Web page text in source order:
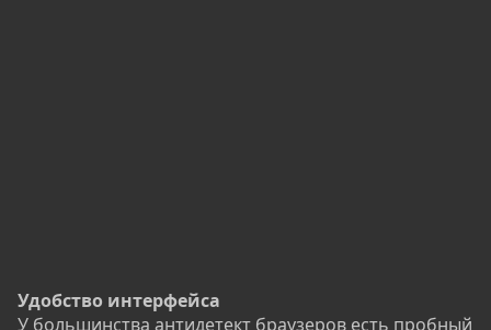
Удобство интерфейса
У большинства антидетект браузеров есть пробный